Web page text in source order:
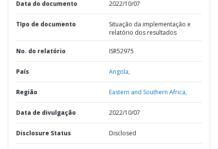
Data do documento 2022/10/07
TIpo de documento
Situação da implementação e
relatório dos resultados
No. do relatório ISR52975
País Angola,
Região Eastern and Southern Africa,
Data de divulgação 2022/10/07
Disclosure Status Disclosed